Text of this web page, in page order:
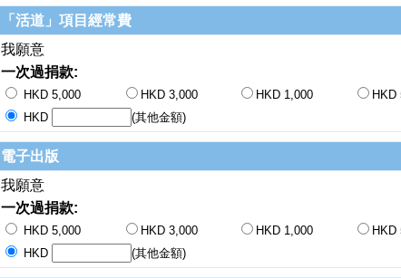
「活道」項目經常費
我願意
一次過捐款:
HKD 5,000 HKD 3,000 HKD 1,000
HKD
HKD
(其他金額)
電子出版
我願意
一次過捐款:
HKD 5,000 HKD 3,000 HKD 1,000
HKD
HKD
(其他金額)